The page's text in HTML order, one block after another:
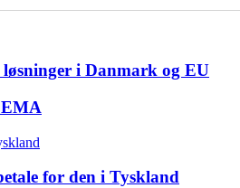
løsninger i Danmark og EU
EMA
for den i Tyskland